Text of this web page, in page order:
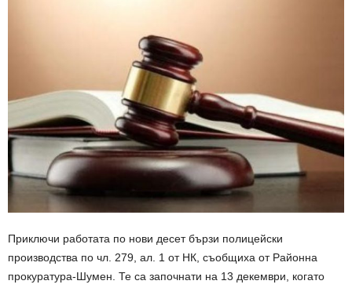
Приключи работата по нови десет бързи полицейски
производства по чл. 279, ал. 1 от НК, съобщиха от Районна
прокуратура-Шумен. Те са започнати на 13 декември, когато